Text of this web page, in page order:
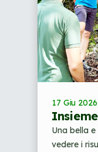
17 Giu 2026
Una bella
vedere i